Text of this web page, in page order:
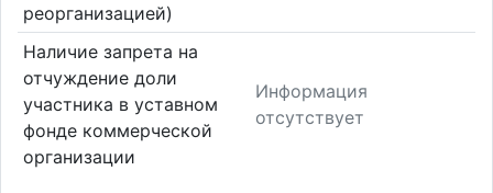
реорганизацией)
Наличие запрета на
отчуждение доли
участника в уставном
фонде коммерческой
организации
Информация
отсутствует